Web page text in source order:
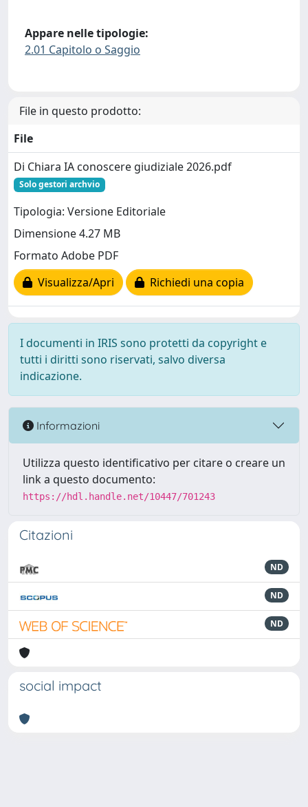
Appare nelle tipologie:
2.01 Capitolo o Saggio
File in questo prodotto:
File
Di Chiara IA conoscere giudiziale 2026.pdf
Solo gestori archvio
Tipologia: Versione Editoriale
Dimensione 4.27 MB
Formato Adobe PDF
Visualizza/Apri
Richiedi una copia
I documenti in IRIS sono protetti da copyright e
tutti i diritti sono riservati, salvo diversa
indicazione.
Informazioni
Utilizza questo identificativo per citare o creare un
link a questo documento:
https://hdl.handle.net/10447/701243
Citazioni
ND
ND
ND
social impact